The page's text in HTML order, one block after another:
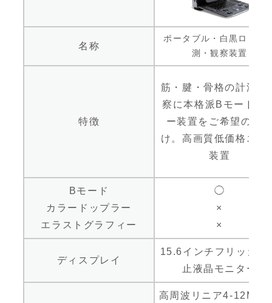
名称
ポータブル・白黒ロコモ
測・観察装置
特徴
筋・腱・骨格の計測、
察に本格派Bモードエ
ー装置をご希望の方
け。高画質低価格エコ
装置
Bモード
カラードップラー
エラストグラフィー
◯
×
×
ディスプレイ
15.6インチフリッカー
止液晶モニター
高周波リニア4-12MHz